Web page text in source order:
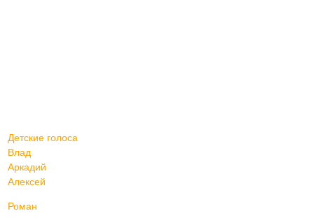
Детские голоса
Влад
Аркадий
Алексей
Роман